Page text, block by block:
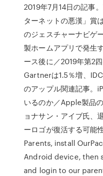
2019年7月14日の記事
ターネットの悪漢」賞
のジェスチャーナビゲ
製ホームアプリで発生
ース後に／2019年第2
Gartnerは1.5％増、
のアップル関連記事。
いるのか／Apple製品
ョナサン・アイブ氏、
ーロゴが復活する可
Parents, install
Android device, then
and login to our